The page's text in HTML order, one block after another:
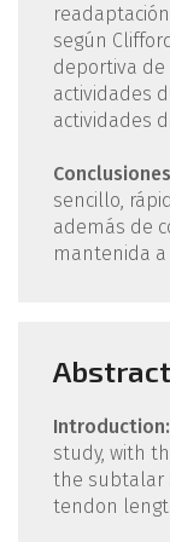
según
deportiva de
actividades
actividades
sencillo,
además de
mantenida
Introduction:
study, with
the subtalar
tendon